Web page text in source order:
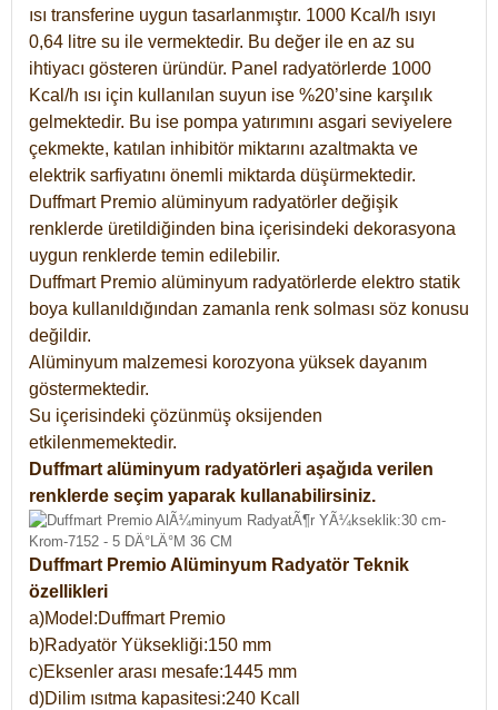
ısı transferine uygun tasarlanmıştır. 1000 Kcal/h ısıyı
0,64 litre su ile vermektedir. Bu değer ile en az su
ihtiyacı gösteren üründür. Panel radyatörlerde 1000
Kcal/h ısı için kullanılan suyun ise %20’sine karşılık
gelmektedir. Bu ise pompa yatırımını asgari seviyelere
çekmekte, katılan inhibitör miktarını azaltmakta ve
elektrik sarfiyatını önemli miktarda düşürmektedir.
Duffmart Premio alüminyum radyatörler değişik
renklerde üretildiğinden bina içerisindeki dekorasyona
uygun renklerde temin edilebilir.
Duffmart Premio alüminyum radyatörlerde elektro statik
boya kullanıldığından zamanla renk solması söz konusu
değildir.
Alüminyum malzemesi korozyona yüksek dayanım
göstermektedir.
Su içerisindeki çözünmüş oksijenden
etkilenmemektedir.
Duffmart alüminyum radyatörleri aşağıda verilen
renklerde seçim yaparak kullanabilirsiniz.
Duffmart Premio Alüminyum Radyatör Teknik
özellikleri
a)Model:Duffmart Premio
b)Radyatör Yüksekliği:150 mm
c)Eksenler arası mesafe:1445 mm
d)Dilim ısıtma kapasitesi:240 Kcall